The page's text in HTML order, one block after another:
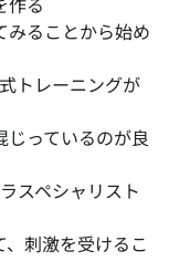
みることから始め
トレーニングが
じっているのが良
スペシャリスト
刺激を受けるこ